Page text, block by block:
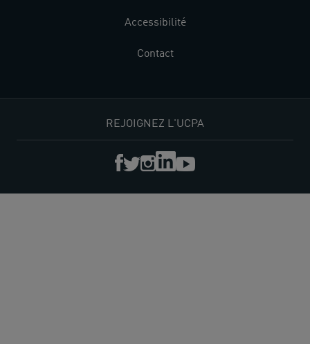
Accessibilité
Contact
REJOIGNEZ L'UCPA